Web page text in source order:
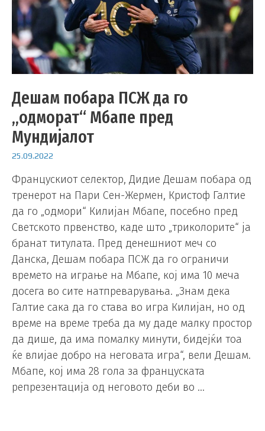
Дешам побара ПСЖ да го
„одморат“ Мбапе пред
Мундијалот
25.09.2022
Францускиот селектор, Дидие Дешам побара од
тренерот на Пари Сен-Жермен, Кристоф Галтие
да го „одмори“ Килијан Мбапе, посебно пред
Светското првенство, каде што „триколорите“ ја
бранат титулата. Пред денешниот меч со
Данска, Дешам побара ПСЖ да го ограничи
времето на играње на Мбапе, кој има 10 меча
досега во сите натпреварувања. „Знам дека
Галтие сака да го става во игра Килијан, но од
време на време треба да му даде малку простор
да дише, да има помалку минути, бидејќи тоа
ќе влијае добро на неговата игра“, вели Дешам.
Мбапе, кој има 28 гола за француската
репрезентација од неговото деби во …